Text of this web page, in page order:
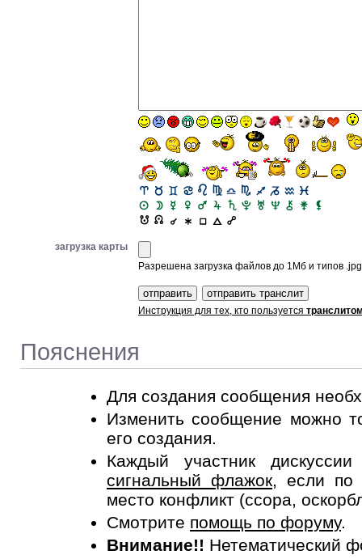
загрузка карты
Разрешена загрузка файлов до 1Мб и типов
Инструкция для тех, кто пользуется
Пояснения
Для создания сообщения
Изменить сообщение можно
его создания.
Каждый участник
сигнальный флажок, если по
место конфликт (ссора,
Смотрите помощь по форуму.
Внимание!! Нетематический